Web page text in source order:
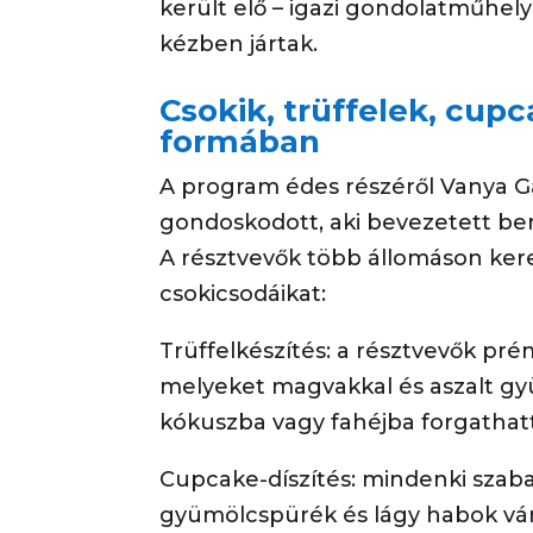
került elő – igazi
kézben jártak.
Csokik, trüffelek,
formában
A program édes részéről Vanya
gondoskodott, aki bevezetett
A résztvevők több állomáson
csokicsodáikat:
Trüffelkészítés: a résztvevők
melyeket magvakkal és aszalt
kókuszba vagy fahéjba
Cupcake-díszítés: mindenki
gyümölcspürék és lágy habok